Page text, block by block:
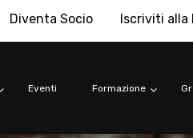
Diventa Socio Iscriviti alla
Eventi Formazione